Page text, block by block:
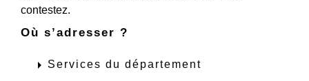
contestez.
Où s’adresser ?
arrow_right Services du département